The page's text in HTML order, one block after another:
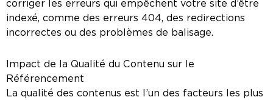
corriger les erreurs qui empêchent votre site d’être
indexé, comme des erreurs 404, des redirections
incorrectes ou des problèmes de balisage.
Impact de la Qualité du Contenu sur le
Référencement
La qualité des contenus est l’un des facteurs les plus